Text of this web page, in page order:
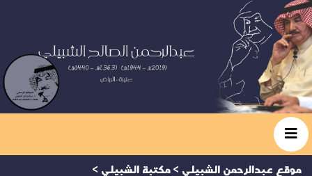
موقع عبدالرحمن الشبيلي > مكتبة الشبيلي >